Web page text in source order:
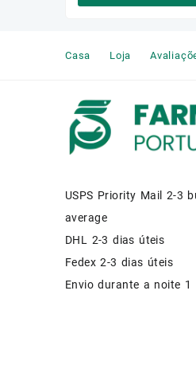
Medicamentos Para
Other
Remédio Para a Dor
Steroids
Weight Loss Pills
Casa Loja
USPS Priority Mail 2-3
average
DHL 2-3 dias úteis
Fedex 2-3 dias úteis
Envio durante a noite 1